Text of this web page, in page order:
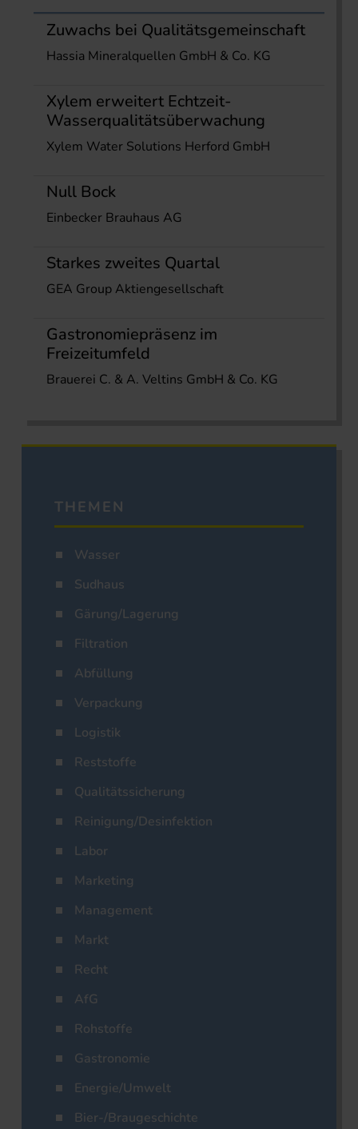
Zuwachs bei Qualitätsgemeinschaft
Hassia Mineralquellen GmbH & Co. KG
Xylem erweitert Echtzeit-
Wasserqualitätsüberwachung
Xylem Water Solutions Herford GmbH
Null Bock
Einbecker Brauhaus AG
Starkes zweites Quartal
GEA Group Aktiengesellschaft
Gastronomiepräsenz im
Freizeitumfeld
Brauerei C. & A. Veltins GmbH & Co. KG
THEMEN
Wasser
Sudhaus
Gärung/Lagerung
Filtration
Abfüllung
Verpackung
Logistik
Reststoffe
Qualitätssicherung
Reinigung/Desinfektion
Labor
Marketing
Management
Markt
Recht
AfG
Rohstoffe
Gastronomie
Energie/Umwelt
Bier-/Braugeschichte